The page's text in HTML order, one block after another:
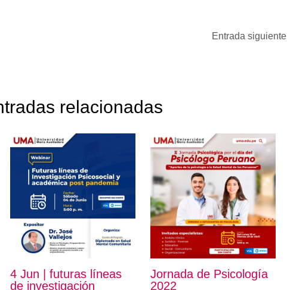
Entrada siguiente
relacionadas
4 Jun | futuras líneas
de investigación
Jornada de Psicología
2022